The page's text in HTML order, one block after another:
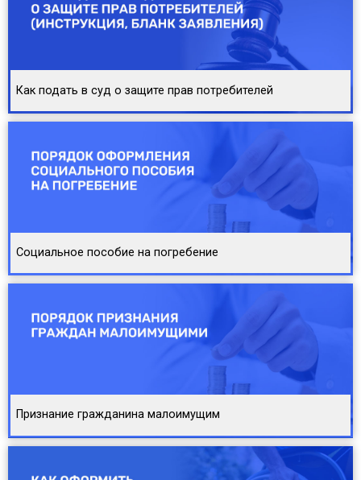
Как подать в суд о защите прав потребителей
Социальное пособие на погребение
Признание гражданина малоимущим